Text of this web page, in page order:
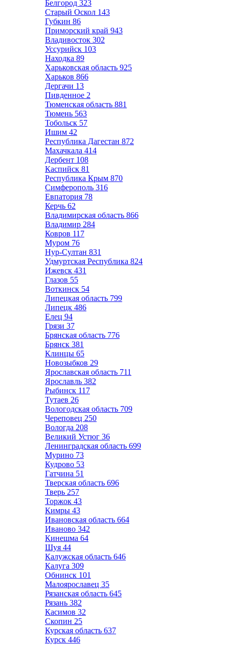
Белгород 323
Старый Оскол 143
Губкин 86
Приморский край 943
Владивосток 302
Уссурийск 103
Находка 89
Харьковская область 925
Харьков 866
Дергачи 13
Пивденное 2
Тюменская область 881
Тюмень 563
Тобольск 57
Ишим 42
Республика Дагестан 872
Махачкала 414
Дербент 108
Каспийск 81
Республика Крым 870
Симферополь 316
Евпатория 78
Керчь 62
Владимирская область 866
Владимир 284
Ковров 117
Муром 76
Нур-Султан 831
Удмуртская Республика 824
Ижевск 431
Глазов 55
Воткинск 54
Липецкая область 799
Липецк 486
Елец 94
Грязи 37
Брянская область 776
Брянск 381
Клинцы 65
Новозыбков 29
Ярославская область 711
Ярославль 382
Рыбинск 117
Тутаев 26
Вологодская область 709
Череповец 250
Вологда 208
Великий Устюг 36
Ленинградская область 699
Мурино 73
Кудрово 53
Гатчина 51
Тверская область 696
Тверь 257
Торжок 43
Кимры 43
Ивановская область 664
Иваново 342
Кинешма 64
Шуя 44
Калужская область 646
Калуга 309
Обнинск 101
Малоярославец 35
Рязанская область 645
Рязань 382
Касимов 32
Скопин 25
Курская область 637
Курск 446